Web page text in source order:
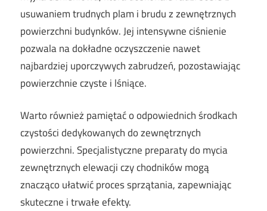
usuwaniem trudnych plam i brudu z zewnętrznych
powierzchni budynków. Jej intensywne ciśnienie
pozwala na dokładne oczyszczenie nawet
najbardziej uporczywych zabrudzeń, pozostawiając
powierzchnie czyste i lśniące.
Warto również pamiętać o odpowiednich środkach
czystości dedykowanych do zewnętrznych
powierzchni. Specjalistyczne preparaty do mycia
zewnętrznych elewacji czy chodników mogą
znacząco ułatwić proces sprzątania, zapewniając
skuteczne i trwałe efekty.